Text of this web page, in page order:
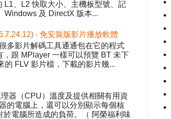
L1、L2 快取大小、主機板型號、記
Windows 及 DirectX 版本...
- 免安裝版影片播放軟體
多影片解碼工具通通包在它的程式
跟 MPlayer 一樣可以預覽 BT 未下
的 FLV 影片檔，下載的影片幾...
器（CPU）溫度及提供相關有用資
的電腦上，還可以分別顯示每個核
電腦所造成的負荷。（ 阿榮福利味